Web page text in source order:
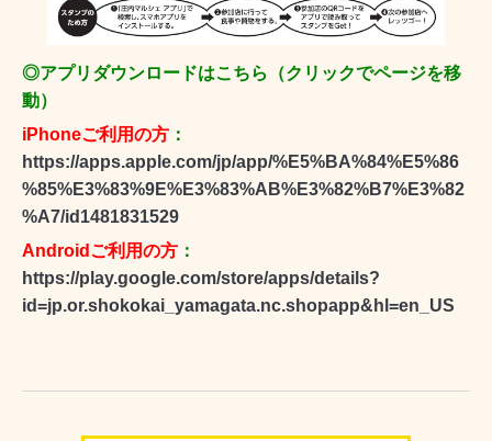
◎アプリダウンロードはこちら（クリックでページを移
動）
iPhoneご利用の方 ：
https://apps.apple.com/jp/app/%E5%BA%84%E5%86
%85%E3%83%9E%E3%83%AB%E3%82%B7%E3%82
%A7/id1481831529
Androidご利用の方 ：
https://play.google.com/store/apps/details?
id=jp.or.shokokai_yamagata.nc.shopapp&hl=en_US